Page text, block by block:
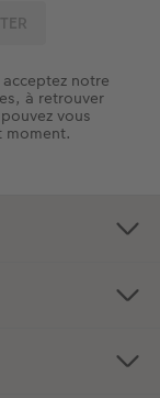
notre
à retrouver
vous
moment.